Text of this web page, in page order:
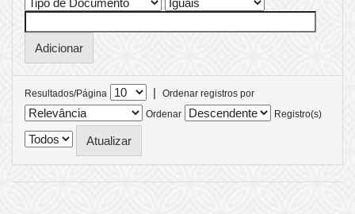
Resultados/Página |
Ordenar registros por
Ordenar
Registro(s)